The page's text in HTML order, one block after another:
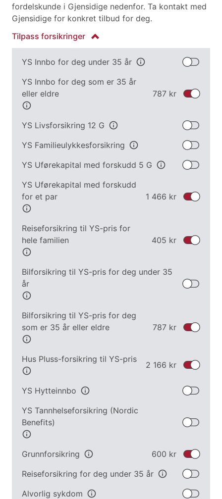
fordelskunde i Gjensidige nedenfor. Ta kontakt med
Gjensidige for konkret tilbud for deg.
Tilpass forsikringer
YS Innbo for deg under 35 år info
YS Innbo for deg som er 35 år
eller eldre
info
787 kr
YS Livsforsikring 12 G info
YS Familieulykkesforsikring info
YS Uførekapital med forskudd 5 G info
YS Uførekapital med forskudd
for et par
info
1 466 kr
Reiseforsikring til YS-pris for
hele familien
info
405 kr
Bilforsikring til YS-pris for deg under 35
år
info
Bilforsikring til YS-pris for deg
som er 35 år eller eldre
info
787 kr
Hus Pluss-forsikring til YS-pris
info
2 166 kr
YS Hytteinnbo info
YS Tannhelse­forsikring (Nordic
Benefits)
info
Grunnforsikring info
600 kr
Reiseforsikring for deg under 35 år info
Alvorlig sykdom info